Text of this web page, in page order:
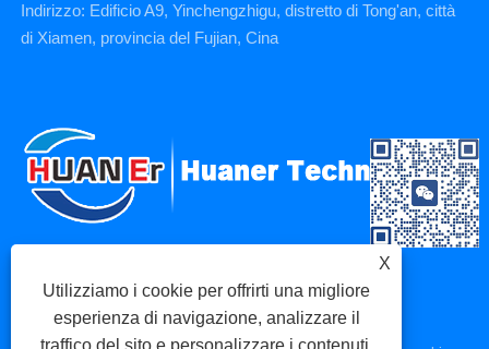
Indirizzo: Edificio A9, Yinchengzhigu, distretto di Tong'an, città
di Xiamen, provincia del Fujian, Cina
X
Utilizziamo i cookie per offrirti una migliore
esperienza di navigazione, analizzare il
traffico del sito e personalizzare i contenuti.